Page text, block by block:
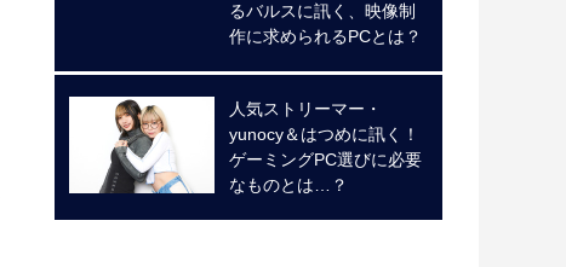
るバルスに訊く、映像制
作に求められるPCとは？
人気ストリーマー・
yunocy＆はつめに訊く！
ゲーミングPC選びに必要
なものとは…？